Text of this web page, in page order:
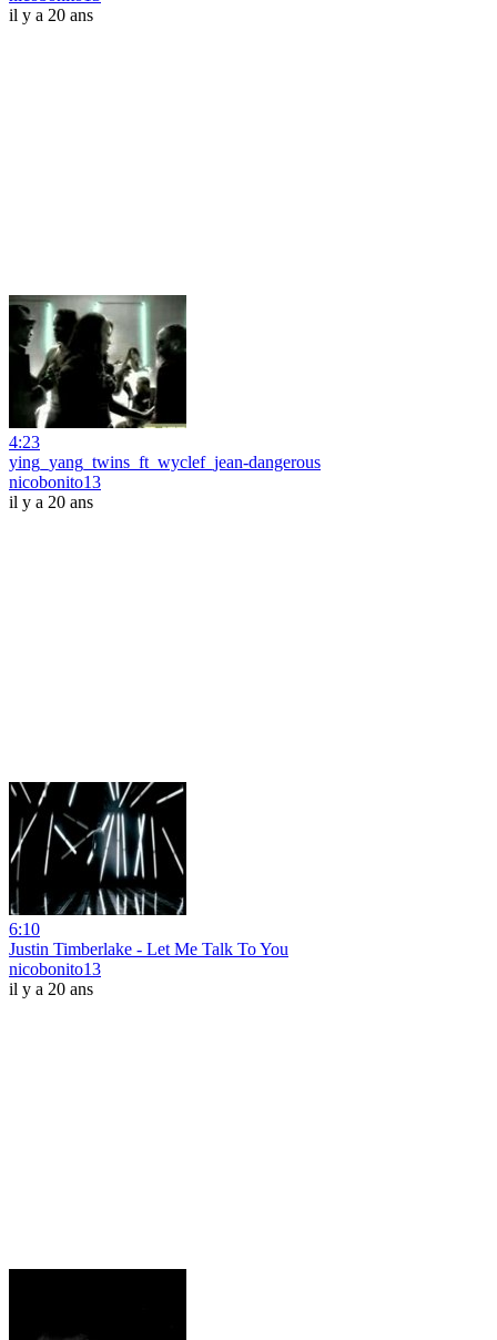
il y a 20 ans
4:23
ying_yang_twins_ft_wyclef_jean-dangerous
nicobonito13
il y a 20 ans
6:10
Justin Timberlake - Let Me Talk To You
nicobonito13
il y a 20 ans